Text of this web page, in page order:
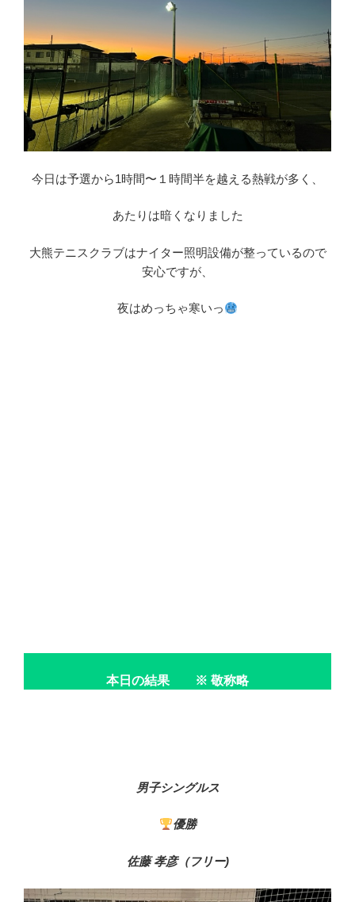
今日は予選から1時間〜１時間半を越える熱戦が多く、
あたりは暗くなりました
大熊テニスクラブはナイター照明設備が整っているので
安心ですが、
夜はめっちゃ寒いっ
本日の結果 ※ 敬称略
男子シングルス
優勝
佐藤 孝彦（フリー)